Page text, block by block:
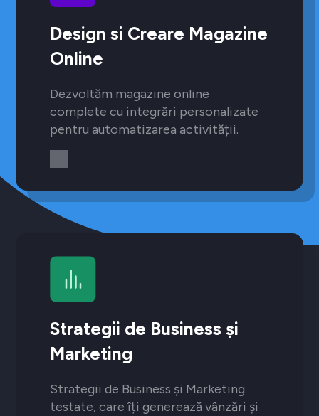
Design si Creare Magazine
Online
Dezvoltăm magazine online
complete cu integrări personalizate
pentru automatizarea activității.
Strategii de Business și
Marketing
Strategii de Business și Marketing
testate, care îți generează vânzări și